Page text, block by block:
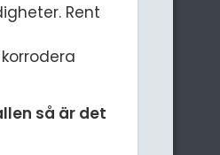
Rent
så är det